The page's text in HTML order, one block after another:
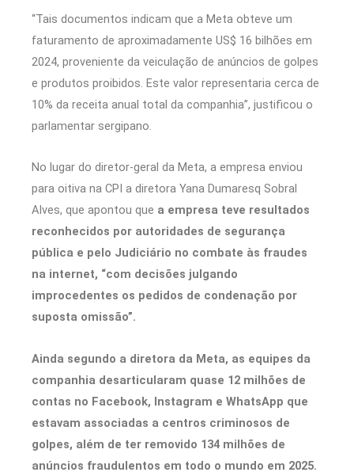
“Tais documentos indicam que a Meta obteve um
faturamento de aproximadamente US$ 16 bilhões em
2024, proveniente da veiculação de anúncios de golpes
e produtos proibidos. Este valor representaria cerca de
10% da receita anual total da companhia”, justificou o
parlamentar sergipano.
No lugar do diretor-geral da Meta, a empresa enviou
para oitiva na CPI a diretora Yana Dumaresq Sobral
Alves, que apontou que a empresa teve resultados
reconhecidos por autoridades de segurança
pública e pelo Judiciário no combate às fraudes
na internet, “com decisões julgando
improcedentes os pedidos de condenação por
suposta omissão”.
Ainda segundo a diretora da Meta, as equipes da
companhia desarticularam quase 12 milhões de
contas no Facebook, Instagram e WhatsApp que
estavam associadas a centros criminosos de
golpes, além de ter removido 134 milhões de
anúncios fraudulentos em todo o mundo em 2025.